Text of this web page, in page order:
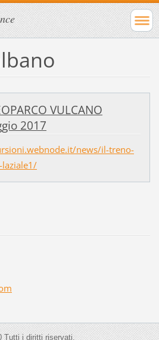
VULCANO
2017
news/il-treno-
laziale1/
Tutti i diritti riservati.